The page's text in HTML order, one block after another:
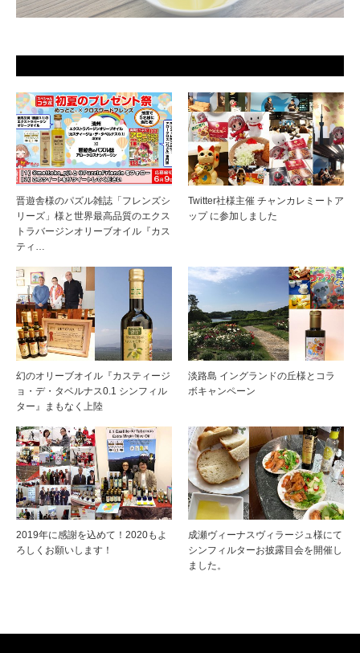
晋遊舎様のパズル雑誌「フレンズシ
リーズ」様と世界最高品質のエクス
トラバージンオリーブオイル『カス
ティ…
Twitter社様主催 チャンカレミートア
ップ に参加しました
幻のオリーブオイル『カスティージ
ョ・デ・タベルナス0.1 シンフィル
ター』まもなく上陸
淡路島 イングランドの丘様とコラ
ボキャンペーン
2019年に感謝を込めて！2020もよ
ろしくお願いします！
成瀬ヴィーナスヴィラージュ様にて
シンフィルターお披露目会を開催し
ました。